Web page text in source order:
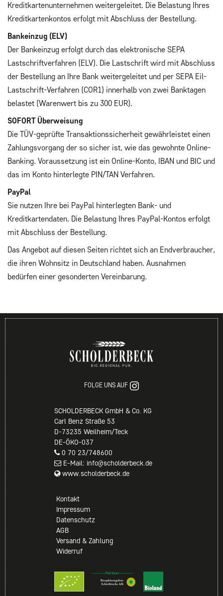
Kreditkartenunternehmen weitergeleitet. Die Belastung Ihres
Kreditkartenkontos erfolgt mit Abschluss der Bestellung.
Bankeinzug (ELV)
Der Bankeinzug erfolgt durch das elektronische SEPA
Lastschriftverfahren (ELV). Die Lastschrift wird mit Abschluss
der Bestellung an Ihre Bank weitergeleitet und per SEPA Eil-
Lastschrift-Verfahren (COR1) innerhalb von zwei Banktagen
belastet (Warenwert bis zu 300 EUR).
SOFORT Überweisung
Die TÜV-geprüfte Transaktionssicherheit gewährleistet einen
Zahlungsvorgang der so sicher ist, wie das gewohnte Online-
Banking. Voraussetzung ist ein Online-Konto, IBAN und BIC und
das im Konto hinterlegte PIN/TAN Verfahren.
PayPal
Sie nutzen Ihre bei PayPal hinterlegten Bank- und
Kreditkartendaten. Die Belastung Ihres PayPal-Kontos erfolgt
mit Abschluss der Bestellung.
Das Angebot auf diesen Seiten richtet sich an Endverbraucher,
die ihren Wohnsitz in Deutschland haben. Ausnahmen
bedürfen einer gesonderten Vereinbarung.
FOLGE UNS AUF
SCHOLDERBECK GmbH & Co. KG
Carl Benz Straße 53
D-73235 Weilheim/Teck
DE-ÖKO-037
0 70 23/748600
E-Mail: info@scholderbeck.de
www.scholderbeck.de
Kontakt
Impressum
Datenschutz
AGB
Versand & Zahlung
Widerruf